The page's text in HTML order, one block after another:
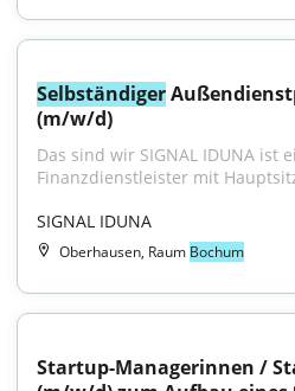
Selbständiger
(m/w/d)
Das sind wir SIGNAL IDUNA ist
Finanzdienstleister mit
SIGNAL IDUNA
Oberhausen, Raum Bochum
Startup-Managerinnen /